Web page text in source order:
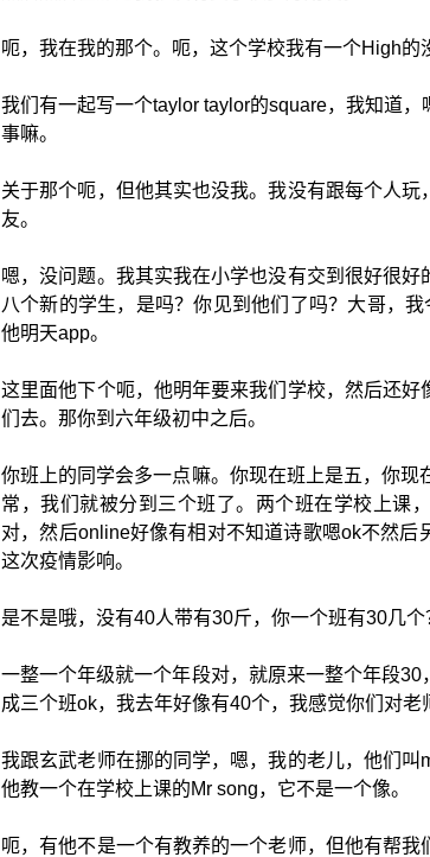
呃，我在我的那个。呃，这个学校我有一个High的
我们有一起写一个taylor taylor的square，我知道
事嘛。
关于那个呃，但他其实也没我。我没有跟每个人
友。
嗯，没问题。我其实我在小学也没有交到很好很
八个新的学生，是吗？你见到他们了吗？大哥，
他明天app。
这里面他下个呃，他明年要来我们学校，然后还
们去。那你到六年级初中之后。
你班上的同学会多一点嘛。你现在班上是五，你
常，我们就被分到三个班了。两个班在学校上课
对，然后online好像有相对不知道诗歌嗯ok不然
这次疫情影响。
是不是哦，没有40人带有30斤，你一个班有30几个
一整一个年级就一个年段对，就原来一整个年段
成三个班ok，我去年好像有40个，我感觉你们对老
我跟玄武老师在挪的同学，嗯，我的老儿，他们叫
他教一个在学校上课的Mr song，它不是一个像。
呃，有他不是一个有教养的一个老师，但他有帮我